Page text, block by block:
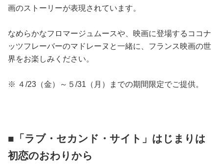
画のストーリーが表現されています。
なめらかなフロマージュムースや、映画に登場するココナ
ッツフレーバーのマドレーヌと一緒に、フランス映画の世
界をお楽しみください。
※ ４/23（金）～５/31（月）までの期間限定でご提供。
■「​ラブ・セカンド・サイト」はじまりは
初恋のおわりから